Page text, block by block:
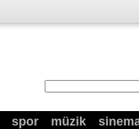
spor müzik